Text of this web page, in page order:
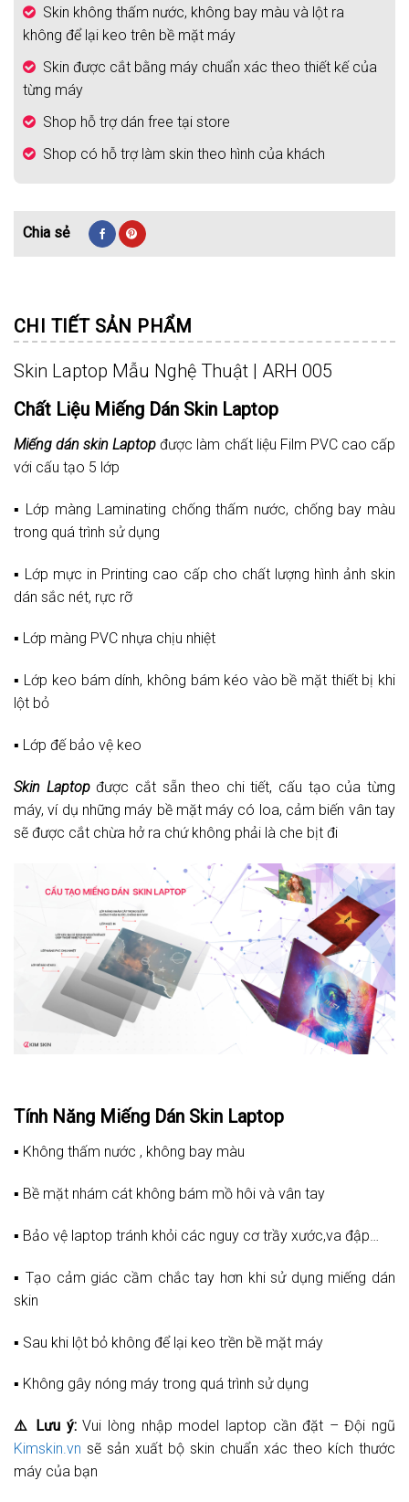
Skin không thấm nước, không bay màu và lột ra
không để lại keo trên bề mặt máy
Skin được cắt bằng máy chuẩn xác theo thiết kế của
từng máy
Shop hỗ trợ dán free tại store
Shop có hỗ trợ làm skin theo hình của khách
CHI TIẾT SẢN PHẨM
Skin Laptop Mẫu Nghệ Thuật | ARH 005
Chất Liệu Miếng Dán Skin Laptop
Miếng dán skin Laptop được làm chất liệu Film PVC cao cấp
với cấu tạo 5 lớp
▪️ Lớp màng Laminating chống thấm nước, chống bay màu
trong quá trình sử dụng
▪️ Lớp mực in Printing cao cấp cho chất lượng hình ảnh skin
dán sắc nét, rực rỡ
▪️ Lớp màng PVC nhựa chịu nhiệt
▪️ Lớp keo bám dính, không bám kéo vào bề mặt thiết bị khi
lột bỏ
▪️ Lớp đế bảo vệ keo
Skin Laptopđược cắt sẵn theo chi tiết, cấu tạo của từng
máy, ví dụ những máy bề mặt máy có loa, cảm biến vân tay
sẽ được cắt chừa hở ra chứ không phải là che bịt đi
Tính Năng Miếng Dán Skin Laptop
▪️ Không thấm nước , không bay màu
▪️ Bề mặt nhám cát không bám mồ hôi và vân tay
▪️ Bảo vệ laptop tránh khỏi các nguy cơ trầy xước,va đập…
▪️ Tạo cảm giác cầm chắc tay hơn khi sử dụng miếng dán
skin
▪️ Sau khi lột bỏ không để lại keo trền bề mặt máy
▪️ Không gây nóng máy trong quá trình sử dụng
⚠️ Lưu ý:Vui lòng nhập model laptop cần đặt – Đội ngũ
Kimskin.vn sẽ sản xuất bộ skin chuẩn xác theo kích thước
máy của bạn